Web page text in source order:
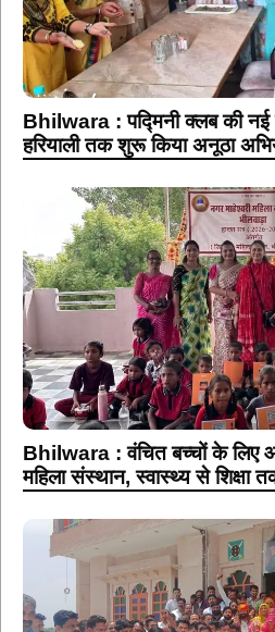
Bhilwara : पद्मिनी क्लब की नई
हरियाली तक शुरू किया अनूठा
Bhilwara : वंचित बच्चों के लिए
महिला संस्थान, स्वास्थ्य से शिक्षा